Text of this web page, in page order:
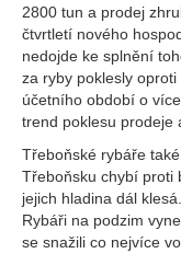
2800 tun a prodej
čtvrtletí nového
nedojde ke splnění
za ryby poklesly
účetního období o
trend poklesu prodeje
Třeboňské rybáře
Třeboňsku chybí proti
jejich hladina dál
Rybáři na podzim
se snažili co nejvíce